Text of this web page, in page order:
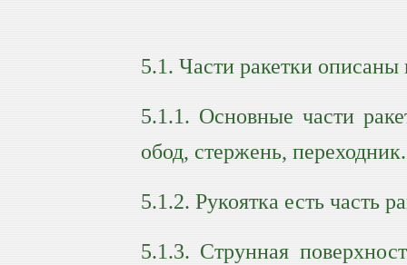
5.1. Части ракетки
5.1.1. Основные части
обод, стержень, переходник.
5.1.2. Рукоятка есть часть
5.1.3. Струнная